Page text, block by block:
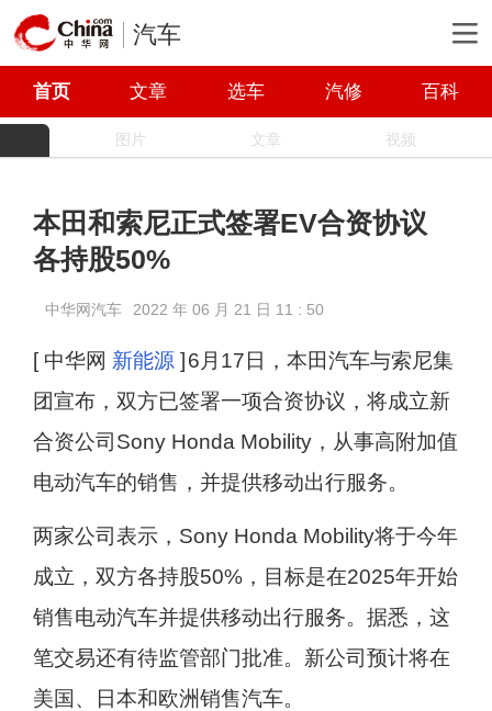
汽车
首页 文章 选车 汽修 百科
图片 文章 视频
本田和索尼正式签署EV合资协议
各持股50%
中华网汽车 2022 年 06 月 21 日 11 : 50
[ 中华网 新能源 ] 6月17日，本田汽车与索尼集
团宣布，双方已签署一项合资协议，将成立新
合资公司Sony Honda Mobility，从事高附加值
电动汽车的销售，并提供移动出行服务。
两家公司表示，Sony Honda Mobility将于今年
成立，双方各持股50%，目标是在2025年开始
销售电动汽车并提供移动出行服务。据悉，这
笔交易还有待监管部门批准。新公司预计将在
美国、日本和欧洲销售汽车。